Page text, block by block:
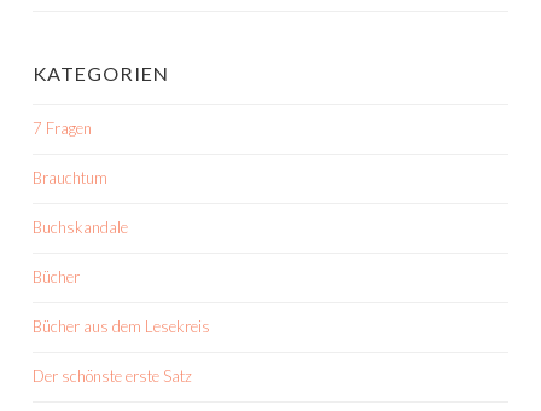
KATEGORIEN
7 Fragen
Brauchtum
Buchskandale
Bücher
Bücher aus dem Lesekreis
Der schönste erste Satz